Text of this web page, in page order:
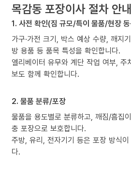
목감동 포장이사 절차 안내
1. 사전 확인(짐 규모/특이 물품/현장
가구·가전 크기, 박스 예상 수량, 깨지
방 용품 등 품목 특성을 확인합니다.
엘리베이터 유무와 계단 작업 여부, 주
보도 함께 확인합니다.
2. 물품 분류/포장
물품을 용도별로 분류하고, 깨짐/흠집
충 포장으로 보호합니다.
주방, 유리, 전자기기 등은 포장 방식
다.